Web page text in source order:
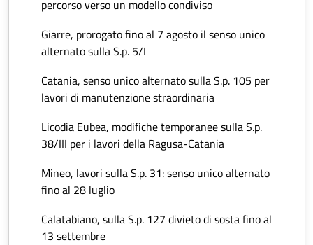
percorso verso un modello condiviso
Giarre, prorogato fino al 7 agosto il senso unico
alternato sulla S.p. 5/I
Catania, senso unico alternato sulla S.p. 105 per
lavori di manutenzione straordinaria
Licodia Eubea, modifiche temporanee sulla S.p.
38/III per i lavori della Ragusa-Catania
Mineo, lavori sulla S.p. 31: senso unico alternato
fino al 28 luglio
Calatabiano, sulla S.p. 127 divieto di sosta fino al
13 settembre